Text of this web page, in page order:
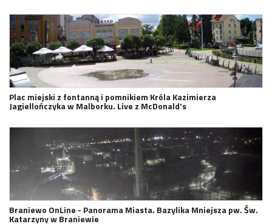
Plac miejski z fontanną i pomnikiem Króla Kazimierza
Jagiellończyka w Malborku. Live z McDonald's
Braniewo OnLine - Panorama Miasta. Bazylika Mniejsza pw. Św.
Katarzyny w Braniewie